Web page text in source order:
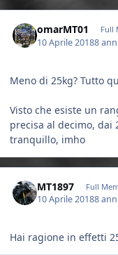
omarMT01 Full
10 Aprile 20188
Meno di 25kg? Tutto
Visto che esiste un
precisa al decimo, dai
tranquillo, imho
MT1897 Full
10 Aprile 20188
Hai ragione in effetti